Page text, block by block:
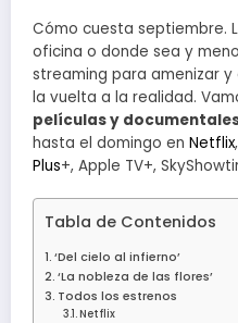
Cómo cuesta septiembre.
oficina o donde sea y
streaming para amenizar
la vuelta a la realidad.
películas y
hasta el domingo en Netflix,
Plus+, Apple TV+,
Tabla de Contenidos
‘Del cielo al infierno’
‘La nobleza de las flores’
Todos los estrenos
Netflix